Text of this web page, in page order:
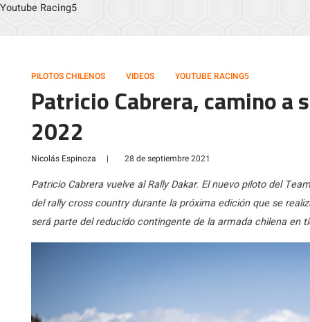
Youtube Racing5
PILOTOS CHILENOS VIDEOS YOUTUBE RACING5
Patricio Cabrera, camino a
2022
Nicolás Espinoza | 28 de septiembre 2021
Patricio Cabrera vuelve al Rally Dakar. El nuevo piloto del
del rally cross country durante la próxima edición que se
será parte del reducido contingente de la armada chilena en